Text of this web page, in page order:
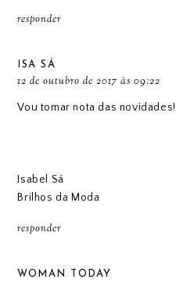
responder
ISA SÁ
12 de outubro de 2017 às 09:22
Vou tomar nota das novidades!
Isabel Sá
Brilhos da Moda
responder
WOMAN TODAY